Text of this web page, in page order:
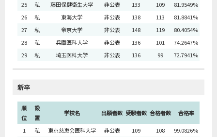
25
私 藤田保健衛生大学 非公表 133 109
81.9549%
26
私 東海大学 非公表 138 113
81.8841%
27
私 帝京大学 非公表 148 119
80.4054%
28
私 兵庫医科大学 非公表 136 101
74.2647%
29
私 埼玉医科大学 非公表 136 99 72.7941%
新卒
順
位
設
置
学校名 出願者数 受験者数 合格者数 合格率
1 私 東京慈恵会医科大学 非公表 109 108
99.0826%